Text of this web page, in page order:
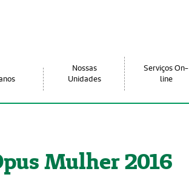
Nossas
Unidades
Serviços On-
line
Mulher 2016